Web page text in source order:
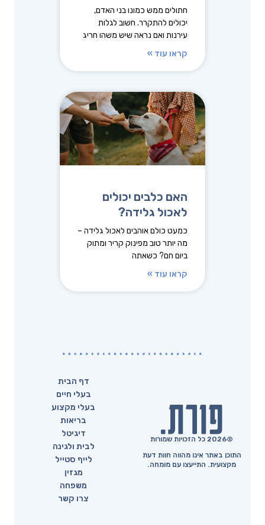
חתולים ממש כמונו בני האדם,
יכולים להתקרר. חשוב לגלות
עירנות ואם נראה שיש משהו חריג
קראו עוד »
האם כלבים יכולים
לאכול גלידה?
כמעט כולם אוהבים לאכול גלידה –
מה יותר טוב מפינוק קריר ומתוק
ביום חם? כשאתה
קראו עוד »
©2026 כל הזכויות שמורות
התוכן באתר אינו מהווה חוות דעת
מקצועית. התייעצו עם מומחה.
דף הבית
בעלי חיים
בעלי מקצוע
בריאות
דיגיטל
לבית ולגינה
לייף סטייל
מגזין
משפחה
צרו קשר